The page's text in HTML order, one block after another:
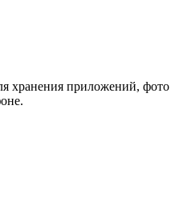
хранения приложений, фото